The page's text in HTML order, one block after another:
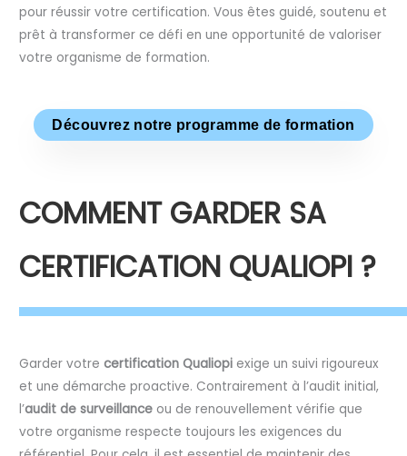
pour réussir votre certification. Vous êtes guidé, soutenu et
prêt à transformer ce défi en une opportunité de valoriser
votre organisme de formation.
Découvrez notre programme de formation
COMMENT GARDER SA
CERTIFICATION QUALIOPI ?
Garder votrecertification Qualiopi exige un suivi rigoureux
et une démarche proactive. Contrairement à l’audit initial,
l’audit de surveillance ou de renouvellement vérifie que
votre organisme respecte toujours les exigences du